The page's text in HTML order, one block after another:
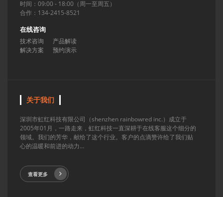
时间：09:00 - 18:00（周一至周五）
合作：134-2415-8521
在线咨询
技术咨询
产品解读
解决方案
预约演示
关于我们
深圳市虹红科技有限公司（shenzhen rainbowred inc.）成立于
2005年01月，一路走来，虹红科技一直深耕于在线客服这个细分的
领域。我们的芳华，献给了这个行业。客户的点滴赞许给了我们贴
心的温暖和前进的动力...
查看更多